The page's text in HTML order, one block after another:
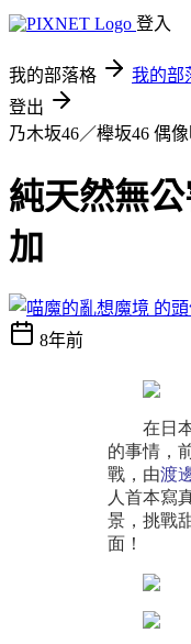
登入
我的部落格 我的部
登出
乃木坂46／櫸坂46 偶
純天然無
加
8年前
在日
的事情，
戰，由渡
人首本寫
景，挑戰
面！